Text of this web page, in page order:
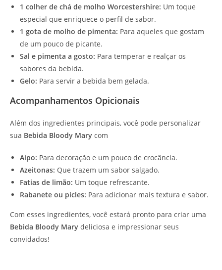
1 colher de chá de molho Worcestershire: Um toque
especial que enriquece o perfil de sabor.
1 gota de molho de pimenta: Para aqueles que gostam
de um pouco de picante.
Sal e pimenta a gosto: Para temperar e realçar os
sabores da bebida.
Gelo: Para servir a bebida bem gelada.
Acompanhamentos Opicionais
Além dos ingredientes principais, você pode personalizar
sua Bebida Bloody Mary com
Aipo: Para decoração e um pouco de crocância.
Azeitonas: Que trazem um sabor salgado.
Fatias de limão: Um toque refrescante.
Rabanete ou picles: Para adicionar mais textura e sabor.
Com esses ingredientes, você estará pronto para criar uma
Bebida Bloody Mary deliciosa e impressionar seus
convidados!